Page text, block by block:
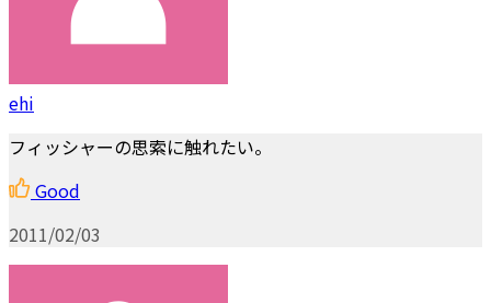
ehi
フィッシャーの思索に触れたい。
Good
2011/02/03